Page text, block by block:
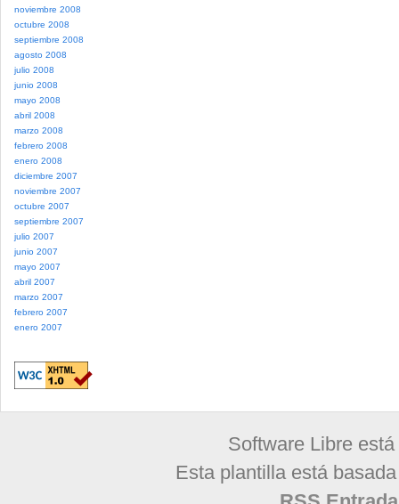
noviembre 2008
octubre 2008
septiembre 2008
agosto 2008
julio 2008
junio 2008
mayo 2008
abril 2008
marzo 2008
febrero 2008
enero 2008
diciembre 2007
noviembre 2007
octubre 2007
septiembre 2007
julio 2007
junio 2007
mayo 2007
abril 2007
marzo 2007
febrero 2007
enero 2007
Software Libre
Esta plantilla está